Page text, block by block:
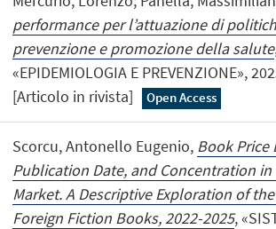
performance per l’attuazione di
prevenzione e promozione della salute
«EPIDEMIOLOGIA E PREVENZIONE»,
[Articolo in rivista]
Open Access
Scorcu, Antonello Eugenio, Book Price
Publication Date, and Concentration
Market. A Descriptive Exploration of
Foreign Fiction Books, 2022-2025,